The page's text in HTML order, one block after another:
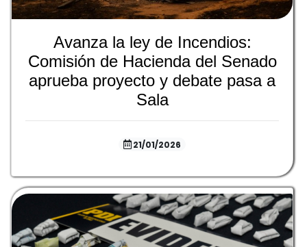
Avanza la ley de Incendios:
Comisión de Hacienda del Senado
aprueba proyecto y debate pasa a
Sala
21/01/2026